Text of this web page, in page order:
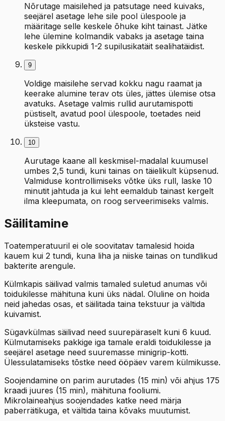
Nõrutage maisilehed ja patsutage need kuivaks,
seejärel asetage lehe sile pool ülespoole ja
määritage selle keskele õhuke kiht tainast. Jätke
lehe ülemine kolmandik vabaks ja asetage taina
keskele pikkupidi 1-2 supilusikatäit sealihatäidist.
9
Voldige maisilehe servad kokku nagu raamat ja
keerake alumine terav ots üles, jättes ülemise otsa
avatuks. Asetage valmis rullid aurutamispotti
püstiselt, avatud pool ülespoole, toetades neid
üksteise vastu.
10
Aurutage kaane all keskmisel-madalal kuumusel
umbes 2,5 tundi, kuni tainas on täielikult küpsenud.
Valmiduse kontrollimiseks võtke üks rull, laske 10
minutit jahtuda ja kui leht eemaldub tainast kergelt
ilma kleepumata, on roog serveerimiseks valmis.
Säilitamine
Toatemperatuuril ei ole soovitatav tamalesid hoida
kauem kui 2 tundi, kuna liha ja niiske tainas on tundlikud
bakterite arengule.
Külmkapis säilivad valmis tamaled suletud anumas või
toidukilesse mähituna kuni üks nädal. Oluline on hoida
neid jahedas osas, et säilitada taina tekstuur ja vältida
kuivamist.
Sügavkülmas säilivad need suurepäraselt kuni 6 kuud.
Külmutamiseks pakkige iga tamale eraldi toidukilesse ja
seejärel asetage need suuremasse minigrip-kotti.
Ülessulatamiseks tõstke need ööpäev varem külmikusse.
Soojendamine on parim aurutades (15 min) või ahjus 175
kraadi juures (15 min), mähituna fooliumi.
Mikrolaineahjus soojendades katke need märja
paberrätikuga, et vältida taina kõvaks muutumist.